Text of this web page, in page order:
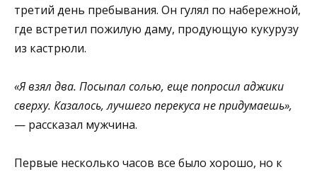
третий день пребывания. Он гулял по набережной,
где встретил пожилую даму, продующую кукурузу
из кастрюли.
«Я взял два. Посыпал солью, еще попросил аджики
сверху. Казалось, лучшего перекуса не придумаешь»,
— рассказал мужчина.
Первые несколько часов все было хорошо, но к